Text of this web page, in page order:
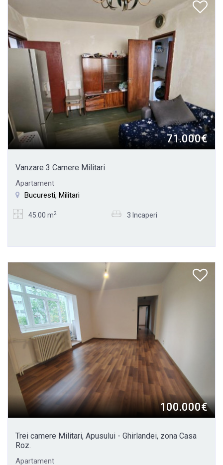
71.000€
Vanzare 3 Camere Militari
Apartament
Bucuresti, Militari
45.00 m2 3 Incaperi
100.000€
Trei camere Militari, Apusului - Ghirlandei, zona Casa
Roz.
Apartament